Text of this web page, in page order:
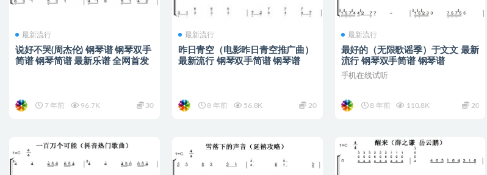
最新流行
说好不哭(周杰伦) 钢琴谱 钢琴双手
简谱 钢琴简谱 最新乐谱 全网首发
7 年前 96.7K 30
最新流行
昨日青空（电影昨日青空推广曲）
最新流行 钢琴双手简谱 钢琴谱
8 年前 56.8K 20
最新流行
最好的（无限歌谣季）于文文 最新
流行 钢琴双手简谱 钢琴谱
手机在线试听
8 年前 110.8K 20